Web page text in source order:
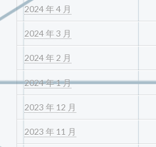
2024 年 4 月
2024 年 3 月
2024 年 2 月
2024 年 1 月
2023 年 12 月
2023 年 11 月